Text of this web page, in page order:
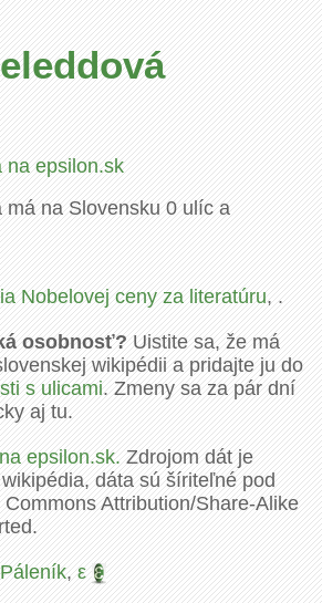
na epsilon.sk
má na Slovensku 0 ulíc a
Nobelovej ceny za literatúru, .
osobnosť?Uistite sa, že má
wikipédii a pridajte ju do
s ulicami. Zmeny sa za pár dní
aj tu.
epsilon.sk.Zdrojom dát je
dáta sú šíriteľné pod
Attribution/Share-Alike
,ε